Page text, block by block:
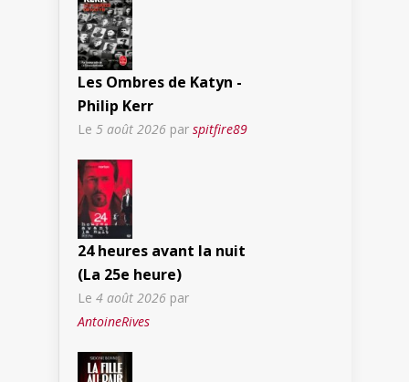
Les Ombres de Katyn -
Philip Kerr
Le 5 août 2026 par spitfire89
24 heures avant la nuit
(La 25e heure)
Le 4 août 2026 par
AntoineRives